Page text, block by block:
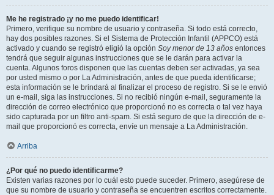
Me he registrado ¡y no me puedo identificar!
Primero, verifique su nombre de usuario y contraseña. Si todo está correcto,
hay dos posibles razones. Si el Sistema de Protección Infantil (APPCO) está
activado y cuando se registró eligió la opción Soy menor de 13 años entonces
tendrá que seguir algunas instrucciones que se le darán para activar la
cuenta. Algunos foros disponen que las cuentas deben ser activadas, ya sea
por usted mismo o por La Administración, antes de que pueda identificarse;
esta información se le brindará al finalizar el proceso de registro. Si se le envió
un e-mail, siga las instrucciones. Si no recibió ningún e-mail, seguramente la
dirección de correo electrónico que proporcionó no es correcta o tal vez haya
sido capturada por un filtro anti-spam. Si está seguro de que la dirección de e-
mail que proporcionó es correcta, envíe un mensaje a La Administración.
Arriba
¿Por qué no puedo identificarme?
Existen varias razones por lo cuál esto puede suceder. Primero, asegúrese de
que su nombre de usuario y contraseña se encuentren escritos correctamente.